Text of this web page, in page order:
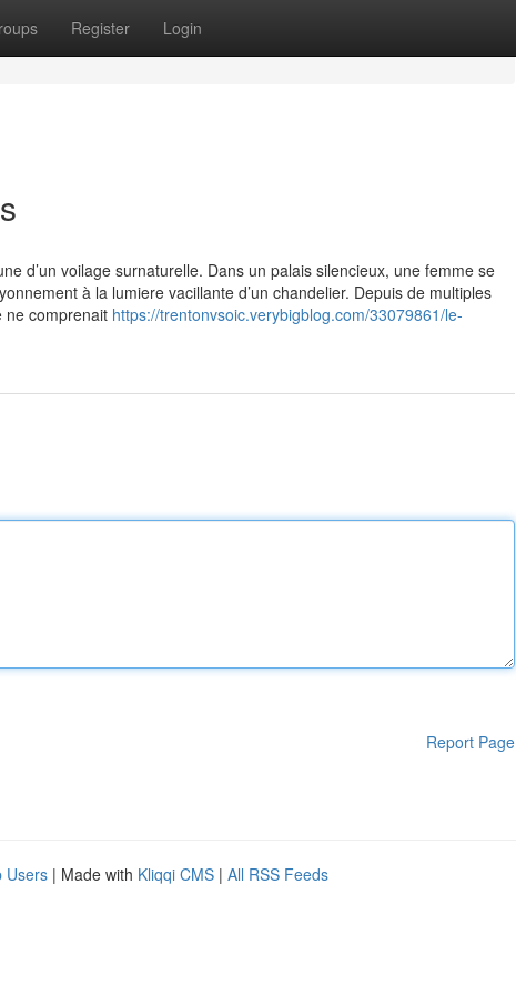
Register Login
d’un voilage surnaturelle. Dans un palais silencieux, une femme se
à la lumiere vacillante d’un chandelier. Depuis de multiples
ne comprenait https://trentonvsoic.verybigblog.com/33079861/le-
Report Page
Users | Made with Kliqqi CMS | All RSS Feeds